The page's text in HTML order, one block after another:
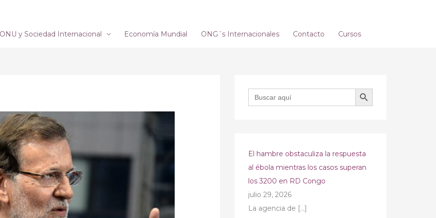
ONU y Sociedad Internacional Economía Mundial ONG´s Internacionales Contacto Cursos
Buscar: BOTÓN DE BÚSQUEDA
El hambre obstaculiza la respuesta
al ébola mientras los casos superan
los 3200 en RD Congo
julio 29, 2026
La agencia de […]